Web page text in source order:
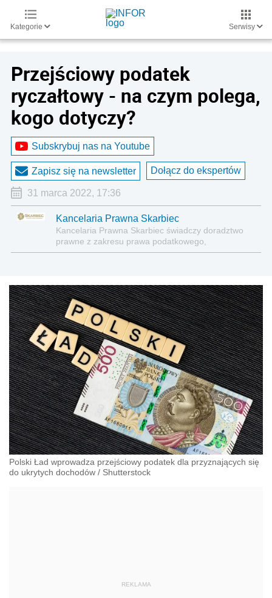
Kategorie Serwisy
Przejściowy podatek
ryczałtowy - na czym polega,
kogo dotyczy?
Subskrybuj nas na Youtube
Zapisz się na newsletter Dołącz do ekspertów
31 marca 2022, 17:36
Kancelaria Prawna Skarbiec
Kancelaria Prawna Skarbiec świadczy doradztwo
prawne z zakresu prawa podatkowego,
gospodarczego, cywilnego i karnego.
Polski Ład wprowadza przejściowy podatek dla przyznających się
do ukrytych dochodów / Shutterstock